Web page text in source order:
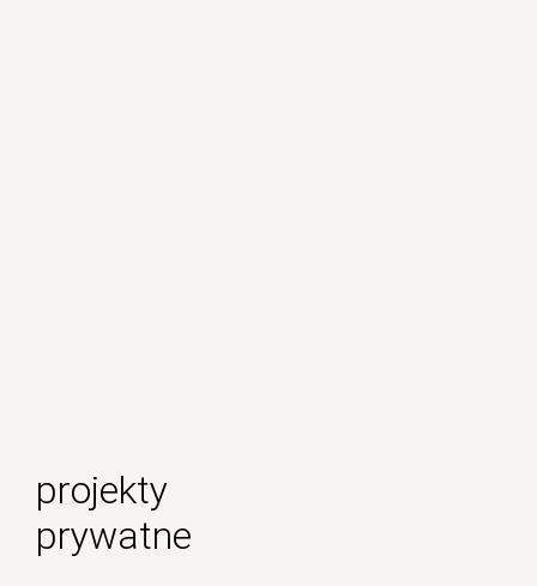
projekty
prywatne